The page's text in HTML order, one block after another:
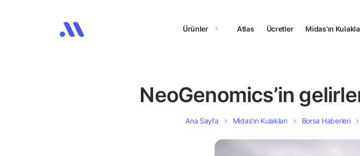
Ürünler Atlas Ücretler Midas’ın
NeoGenomics’in
Ana Sayfa Midas’ın Kulakları Borsa Haberleri